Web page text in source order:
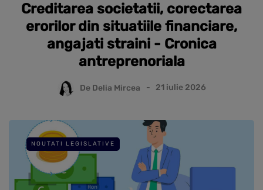
Creditarea societatii, corectarea
erorilor din situatiile financiare,
angajati straini - Cronica
antreprenoriala
De Delia Mircea 21 iulie 2026
NOUTATI LEGISLATIVE